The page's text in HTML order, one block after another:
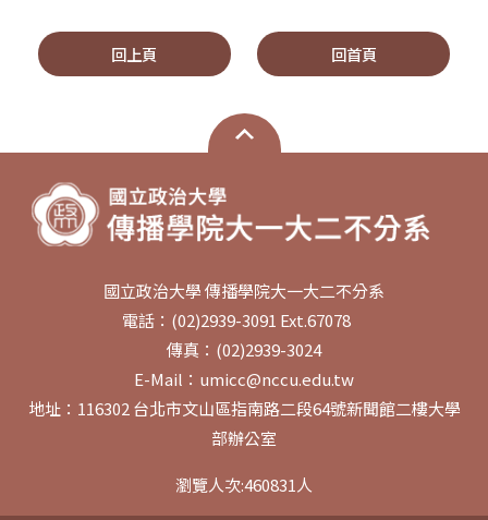
回上頁 回首頁
國立政治大學 傳播學院大一大二不分系
電話：(02)2939-3091 Ext.67078
傳真：(02)2939-3024
E-Mail：umicc@nccu.edu.tw
地址：116302 台北市文山區指南路二段64號新聞館二樓大學
部辦公室
瀏覽人次:460831人